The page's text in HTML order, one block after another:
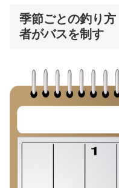
季節ごとの釣り
者がバスを制す